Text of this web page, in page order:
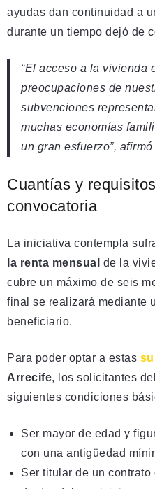
ayudas dan continuidad a
durante un tiempo dejó de
“El acceso a la vivienda
preocupaciones de
subvenciones
muchas economías
un gran esfuerzo”,
Cuantías y
convocatoria
La iniciativa contempla
la renta mensual de la
cubre un máximo de seis
final se realizará mediante
beneficiario.
Para poder optar a estas
Arrecife, los solicitantes
siguientes condiciones
Ser mayor de edad y
con una antigüedad
Ser titular de un